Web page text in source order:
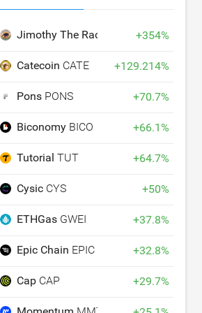
Jimothy The Raccoon JIMOTHY
+354%
Catecoin CATE +129.214%
Pons PONS +70.7%
Biconomy BICO +66.1%
TutorialTUT +64.7%
Cysic CYS +50%
ETHGas GWEI +37.8%
Epic Chain EPIC +32.8%
Cap CAP +29.7%